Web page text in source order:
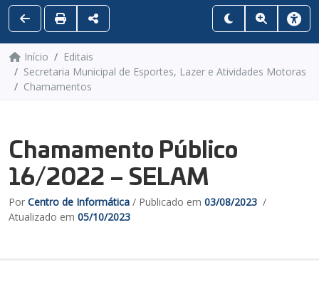
Início
Editais
Secretaria Municipal de Esportes, Lazer e Atividades Motoras
Chamamentos
Chamamento Público
16/2022 – SELAM
Por Centro de Informática / Publicado em 03/08/2023 /
Atualizado em 05/10/2023